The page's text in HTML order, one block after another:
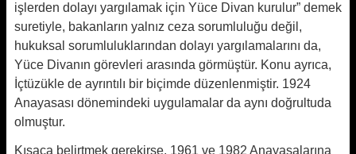
işlerden dolayı yargılamak için Yüce Divan kurulur” demek
suretiyle, bakanların yalnız ceza sorumluluğu değil,
hukuksal sorumluluklarından dolayı yargılamalarını da,
Yüce Divanın görevleri arasında görmüştür. Konu ayrıca,
İçtüzükle de ayrıntılı bir biçimde düzenlenmiştir. 1924
Anayasası dönemindeki uygulamalar da aynı doğrultuda
olmuştur.
Kısaca belirtmek gerekirse, 1961 ve 1982 Anayasalarına